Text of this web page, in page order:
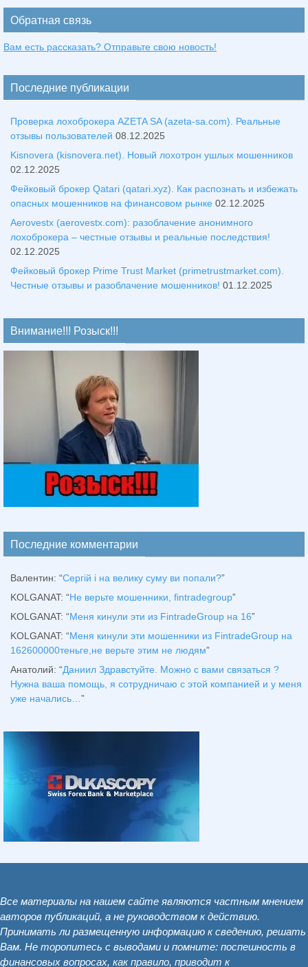
Обратная связь
Вам есть рассказать? Отправьте свою новость!
Последние публикации
Проверка лохоброкера AZETA SA (azeta-sa.com). Реальные
отзывы пользователей 08.12.2025
Kisnovera (kisnovera.net). Новый лохотрон ушлых мошенников
02.12.2025
Фейковый брокер Qatari (qatari.xyz). Как распознать и избежать
опасных мошенников на финансовом рынке 02.12.2025
Aerovestx (aerovestx.com): разоблачение анонимного
лохоброкера – честные отзывы и реальные последствия!
02.12.2025
Фейковый брокер Prime Trust Market (primetrustmarket.com).
Честные отзывы и разоблачение мошенников! 01.12.2025
Внимание!!! Розыск!!!
Последние комментарии
Валентин: “Сергій і на велику суму ви попали?”
KOLGANAT: “Не верьте мошенники, fintradegroup”
KOLGANAT: “Меня кинули эти из FintradeGroup на 16”
KOLGANAT: “Меня кинули эти мошенники из FintradeGroup на
162600000теньге,не верьте этим не людям”
Анатолий: “Даниил Здравстуйте. Можно с вами связаться ?
Нужна ваша помощь, я сотрудничаю с этой компанией и у меня
уже начались…”
Все материалы на нашем сайте являются частным мнением
авторов публикаций, а не руководством к действию.
Принимать ли размещенную информацию к сведению, решать
Вам. Не торопитесь с выводами и помните: поспешность в
финансовых вопросах, как правило, приводит к